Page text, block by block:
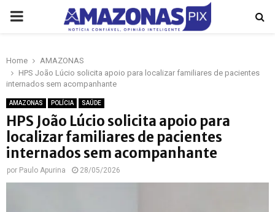
PRIMARY
Home
AMAZONAS
HPS João Lúcio solicita apoio para localizar familiares de pacientes
internados sem acompanhante
AMAZONAS POLÍCIA SAÚDE
HPS João Lúcio solicita apoio para
localizar familiares de pacientes
internados sem acompanhante
por Paulo Apurina 28/05/2026